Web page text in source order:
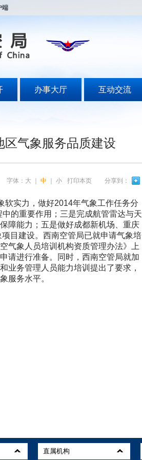
端
办事大厅 互动交流
气象服务品质建设
分享到：
打印本页
字体： 大 中 小
软实力，做好2014年气象工作任务分
的重要作用；三是完成航管雷达与天
障能力；五是做好成都新机场、重庆
目建设。西南空管局已就申请气象培
气象人员培训机构资质管理办法》上
请进行准备。同时，西南空管局就加
业务管理人员能力培训提出了要求，
服务水平。